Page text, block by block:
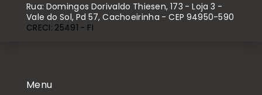
Menu
Rua: Domingos Dorivaldo Thiesen, 173 - Loja 3 -
Vale do Sol, Pd 57, Cachoeirinha - CEP 94950-590
CRECI: 25491 - FI